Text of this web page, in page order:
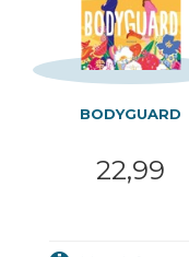
BODYGUARD
22,99